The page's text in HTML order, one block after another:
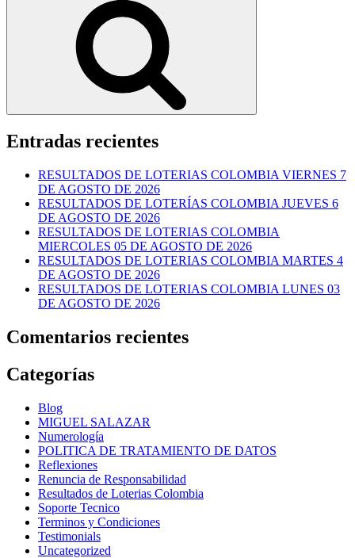
Entradas recientes
RESULTADOS DE LOTERIAS COLOMBIA VIERNES 7
DE AGOSTO DE 2026
RESULTADOS DE LOTERÍAS COLOMBIA JUEVES 6
DE AGOSTO DE 2026
RESULTADOS DE LOTERIAS COLOMBIA
MIERCOLES 05 DE AGOSTO DE 2026
RESULTADOS DE LOTERIAS COLOMBIA MARTES 4
DE AGOSTO DE 2026
RESULTADOS DE LOTERIAS COLOMBIA LUNES 03
DE AGOSTO DE 2026
Comentarios recientes
Categorías
Blog
MIGUEL SALAZAR
Numerología
POLITICA DE TRATAMIENTO DE DATOS
Reflexiones
Renuncia de Responsabilidad
Resultados de Loterias Colombia
Soporte Tecnico
Terminos y Condiciones
Testimonials
Uncategorized